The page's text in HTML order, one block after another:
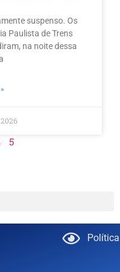
suspenso. Os
Paulista de Trens
na noite dessa
5